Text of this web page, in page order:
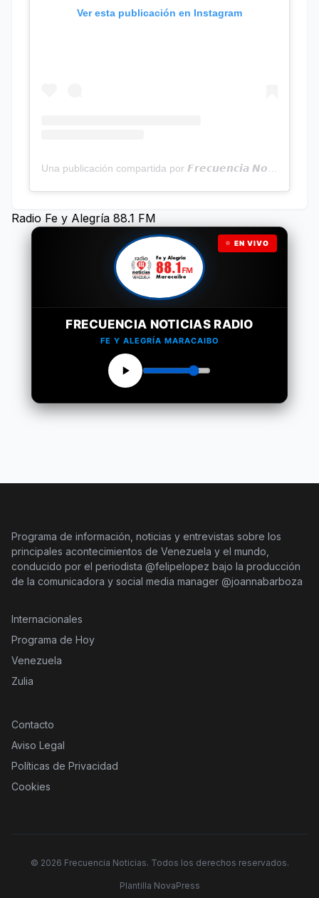
Ver esta publicación en Instagram
Radio Fe y Alegría 88.1 FM
EN VIVO
FRECUENCIA NOTICIAS RADIO
FE Y ALEGRÍA MARACAIBO
Programa de información, noticias y entrevistas sobre los
principales acontecimientos de Venezuela y el mundo,
conducido por el periodista @felipelopez bajo la producción
de la comunicadora y social media manager @joannabarboza
Internacionales
Programa de Hoy
Venezuela
Zulia
Contacto
Aviso Legal
Políticas de Privacidad
Cookies
© 2026 Frecuencia Noticias. Todos los derechos reservados.
Plantilla NovaPress